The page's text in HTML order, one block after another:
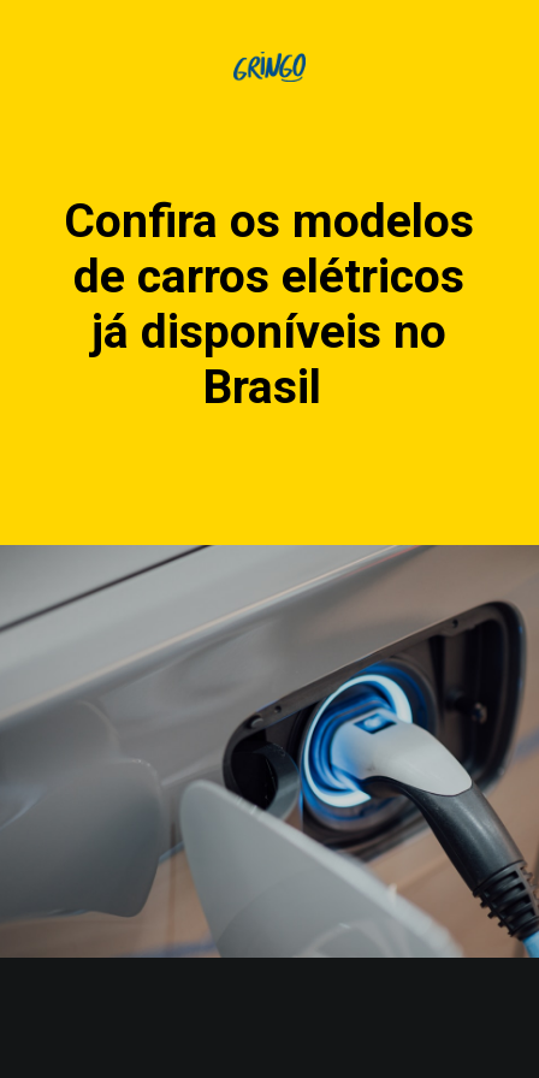
Confira os modelos
de carros elétricos
já disponíveis no
Brasil